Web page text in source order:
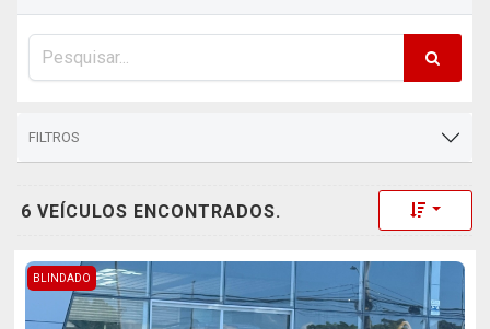
FILTROS
6 VEÍCULOS ENCONTRADOS. Toggle
BLINDADO